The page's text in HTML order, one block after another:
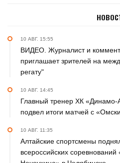
10 АВГ. 15:55
ВИДЕО. Журналист и
приглашает зрителей на
регату"
10 АВГ. 14:45
Главный тренер ХК
подвел итоги матчей с
10 АВГ. 11:35
Алтайские спортсмены
всероссийских